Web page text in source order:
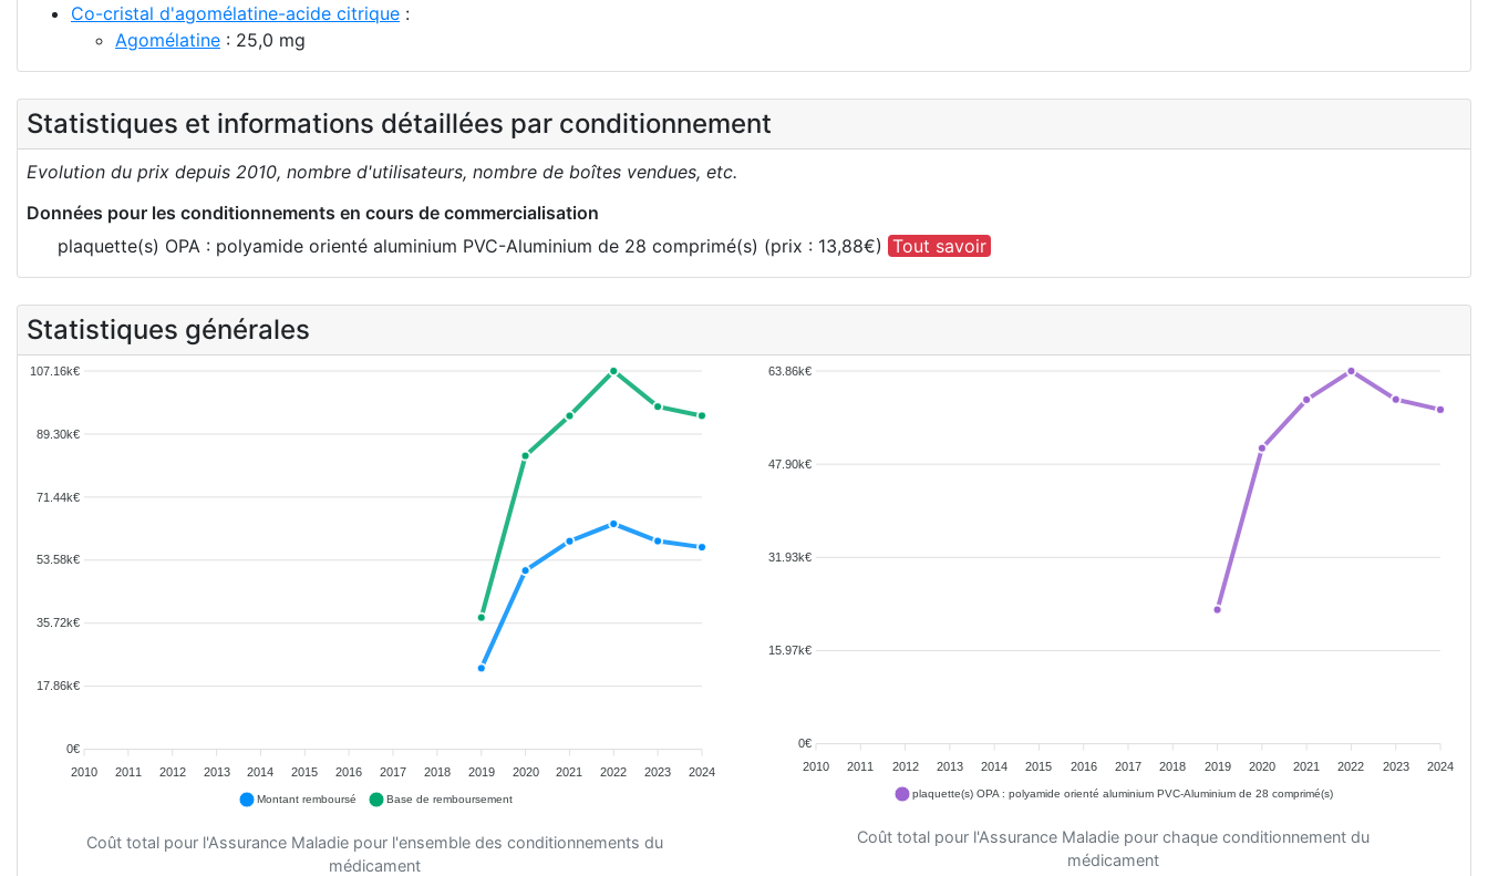
Co-cristal d'agomélatine-acide citrique :
Agomélatine : 25,0 mg
Statistiques et informations détaillées par conditionnement
Evolution du prix depuis 2010, nombre d'utilisateurs, nombre de boîtes vendues, etc.
Données pour les conditionnements en cours de commercialisation
plaquette(s) OPA : polyamide orienté aluminium PVC-Aluminium de 28 comprimé(s) (prix : 13,88€) Tout savoir
Statistiques générales
107.16k€
89.30k€
71.44k€
53.58k€
35.72k€
17.86k€
0€
2010
2011 2012 2013 2014 2015 2016 2017 2018 2019 2020 2021 2022 2023 2024
Montant remboursé Base de remboursement
Coût total pour l'Assurance Maladie pour l'ensemble des conditionnements du
médicament
63.86k€
47.90k€
31.93k€
15.97k€
0€
2010
2011 2012 2013 2014 2015 2016 2017 2018 2019 2020 2021 2022 2023 2024
plaquette(s) OPA : polyamide orienté aluminium PVC-Aluminium de 28 comprimé(s)
Coût total pour l'Assurance Maladie pour chaque conditionnement du
médicament